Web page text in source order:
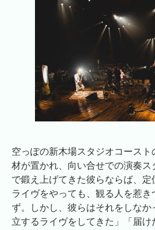
空っぽの新木場スタジオコース
材が置かれ、向い合せでの演奏ス
で鍛え上げてきた彼らならば、
ライヴをやっても、観る人を惹
ず。しかし、彼らはそれをしな
立するライヴをしてきた」「届